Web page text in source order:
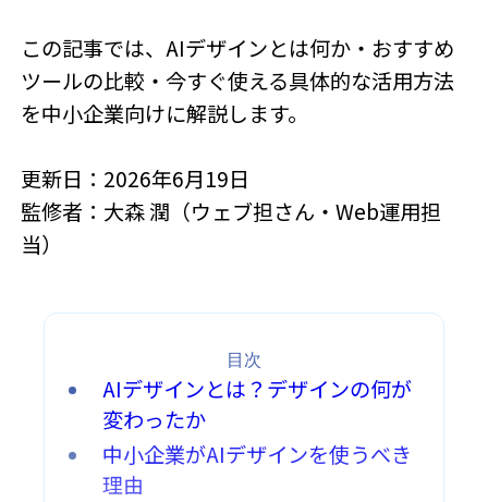
この記事では、AIデザインとは何か・おすすめ
ツールの比較・今すぐ使える具体的な活用方法
を中小企業向けに解説します。
更新日：2026年6月19日
監修者：大森 潤（ウェブ担さん・Web運用担
当）
目次
AIデザインとは？デザインの何が
変わったか
中小企業がAIデザインを使うべき
理由